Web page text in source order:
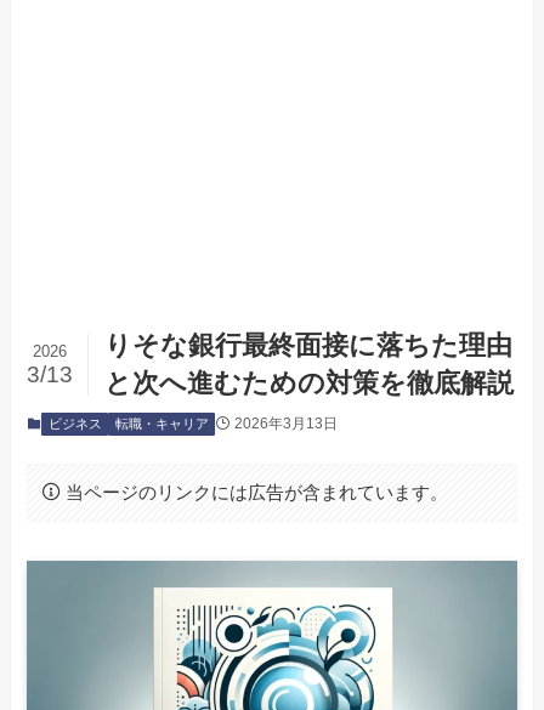
りそな銀行最終面接に落ちた理由
と次へ進むための対策を徹底解説
2026
3/13
ビジネス 転職・キャリア 2026年3月13日
当ページのリンクには広告が含まれています。